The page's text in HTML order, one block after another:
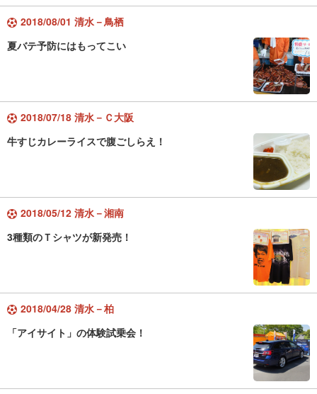
2018/08/01 清水－鳥栖
夏バテ予防にはもってこい
2018/07/18 清水－Ｃ大阪
牛すじカレーライスで腹ごしらえ！
2018/05/12 清水－湘南
3種類のＴシャツが新発売！
2018/04/28 清水－柏
「アイサイト」の体験試乗会！